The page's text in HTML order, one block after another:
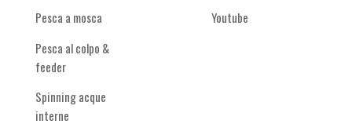
Pesca a mosca
Pesca al colpo &
feeder
Spinning acque
interne
Youtube